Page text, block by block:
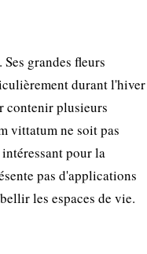
grandes fleurs
durant l'hiver
contenir plusieurs
vittatum ne soit pas
pour la
pas d'applications
les espaces de vie.